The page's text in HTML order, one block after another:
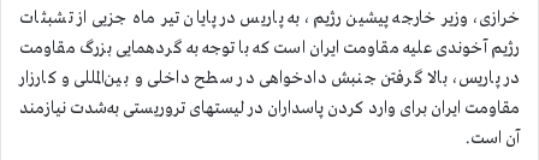
خرازی، وزیر خارجه پیشین رژیم، به پاریس در پایان تیر ماه جزیی از تشبثات
رژیم آخوندی علیه مقاومت ایران است که با توجه به گردهمایی بزرگ مقاومت
در پاریس، بالا گرفتن جنبش دادخواهی در سطح داخلی و بین‌المللی و کارزار
مقاومت ایران برای وارد کردن پاسداران در لیستهای تروریستی به‌شدت نیازمند
آن است.